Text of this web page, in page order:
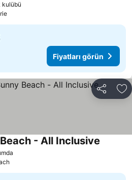
kulübü
Fiyatları görün
Paylaş
- All Inclusive